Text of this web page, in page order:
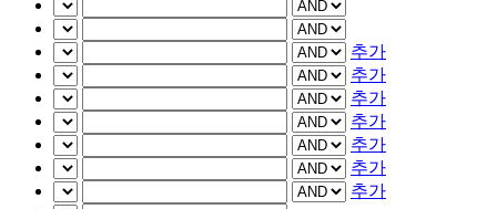
추가
추가
추가
추가
추가
추가
추가